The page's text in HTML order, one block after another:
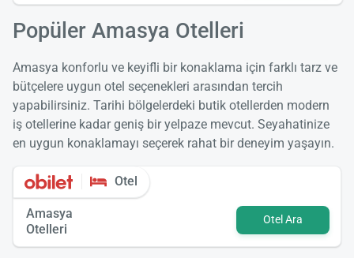
Popüler Amasya Otelleri
Amasya konforlu ve keyifli bir konaklama için farklı tarz ve
bütçelere uygun otel seçenekleri arasından tercih
yapabilirsiniz. Tarihi bölgelerdeki butik otellerden modern
iş otellerine kadar geniş bir yelpaze mevcut. Seyahatinize
en uygun konaklamayı seçerek rahat bir deneyim yaşayın.
Otel
Amasya
Otelleri
Otel Ara